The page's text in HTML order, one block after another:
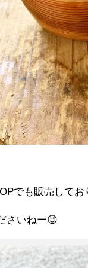
でも販売してお
さいねー😉